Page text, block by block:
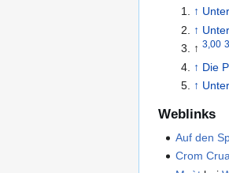
↑
↑
↑ 3,00
↑ Die
↑
Weblinks
Auf den
Crom